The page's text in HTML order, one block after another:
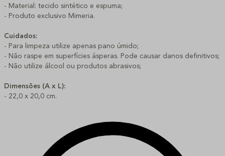
- Material: tecido sintético e espuma;
- Produto exclusivo Mimeria.
Cuidados:
- Para limpeza utilize apenas pano úmido;
- Não raspe em superfícies ásperas. Pode causar danos definitivos;
- Não utilize álcool ou produtos abrasivos;
Dimensões (A x L):
- 22,0 x 20,0 cm.